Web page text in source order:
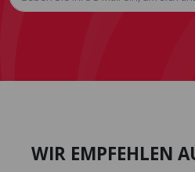
WIR EMPFEHLEN